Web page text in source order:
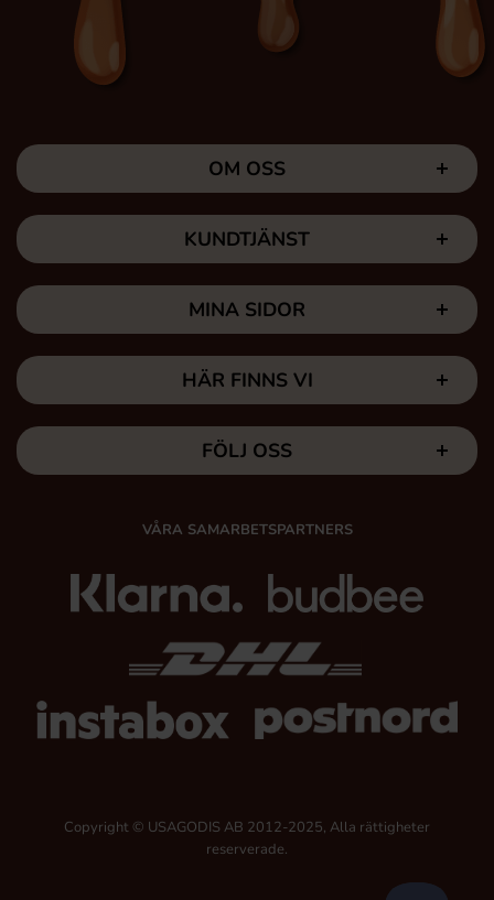
OM OSS
KUNDTJÄNST
MINA SIDOR
HÄR FINNS VI
FÖLJ OSS
VÅRA SAMARBETSPARTNERS
Copyright © USAGODIS AB 2012-2025, Alla rättigheter
reserverade.